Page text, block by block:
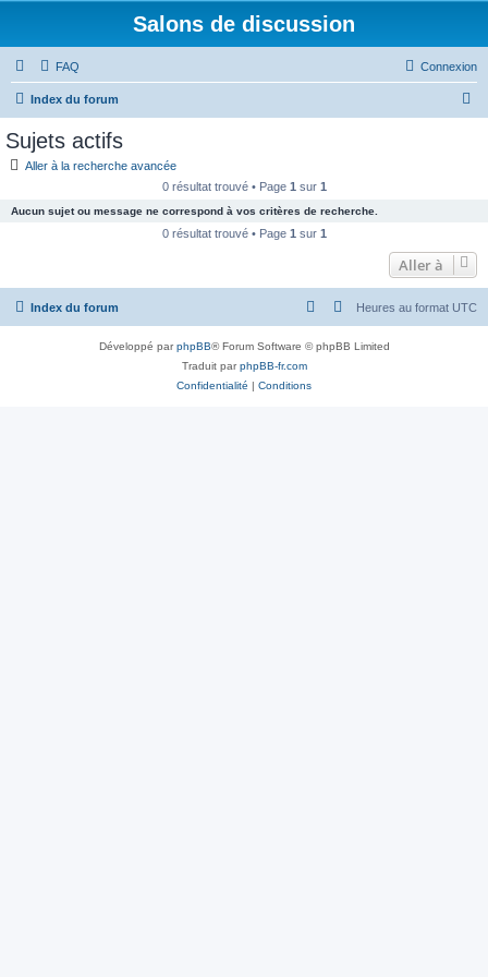
Salons de discussion
FAQ Connexion
Index du forum
c
e
Sujets actifs
Aller à la recherche avancée
0 résultat trouvé • Page 1 sur 1
Aucun sujet ou message ne correspond à vos critères de recherche.
0 résultat trouvé • Page 1 sur 1
Aller à
Index du forum Heures au format UTC
Développé parphpBB® Forum Software © phpBB Limited
Traduit parphpBB-fr.com
Confidentialité | Conditions